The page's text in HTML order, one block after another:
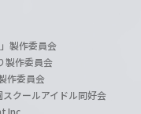
製作委員会
製作委員会
作委員会
クールアイドル同好会
Inc.